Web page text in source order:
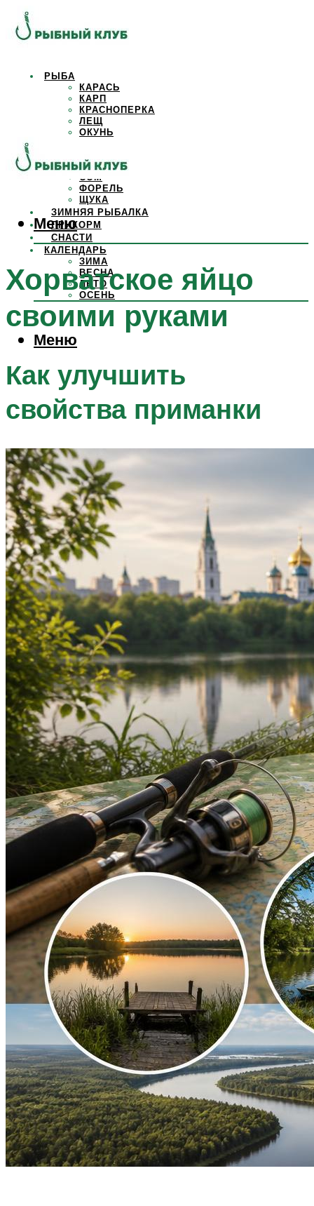
РЫБА
КАРАСЬ
КАРП
КРАСНОПЕРКА
ЛЕЩ
ОКУНЬ
САЗАН
СОМ
ФОРЕЛЬ
ЩУКА
ЗИМНЯЯ РЫБАЛКА
ПРИКОРМ
СНАСТИ
КАЛЕНДАРЬ
ЗИМА
ВЕСНА
ЛЕТО
ОСЕНЬ
Меню
Меню
Хорватское яйцо
своими руками
Как улучшить
свойства приманки